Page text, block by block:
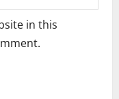
in this